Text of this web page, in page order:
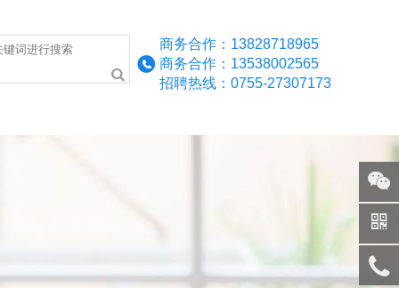
商务合作：13828718965
商务合作：13538002565
招聘热线：0755-27307173
关注
微信
手机
访问